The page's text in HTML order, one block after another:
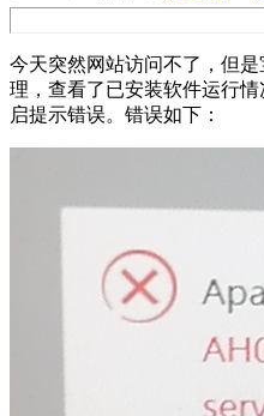
今天突然网站访问不了，但
理，查看了已安装软件运行
启提示错误。错误如下：